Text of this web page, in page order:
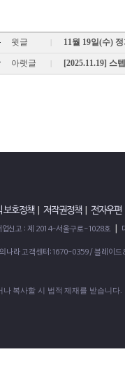
윗글 | 11월 19일(수)
아랫글 | [2025.11.19] 스
보호정책| 저작권정책| 전자우편
업신고 : 제 2014-서울구로-1028호
나라 고객센터:1670-0359 / 블레이
복사할 시 법적 제재를 받습니다.